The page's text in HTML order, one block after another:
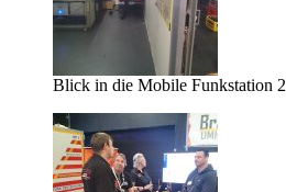
Blick in die Mobile Funkstation 2